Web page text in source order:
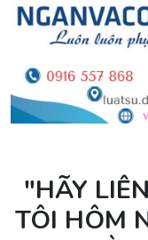
"HÃY
TÔI HÔM